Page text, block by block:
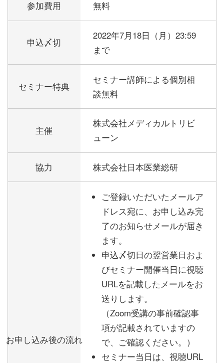
参加費用 無料
申込〆切
2022年7月18日（月）23:59
まで
セミナー特典
セミナー講師による個別相
談無料
主催
株式会社メディカルトリビ
ューン
協力 株式会社日本医業総研
お申し込み後の流れ
ご登録いただいたメールア
ドレス宛に、お申し込み完
了のお知らせメールが届き
ます。
申込〆切日の翌営業日およ
びセミナー開催当日に視聴
URLを記載したメールをお
送りします。
（Zoom受講の事前確認事
項が記載されていますの
で、ご確認ください。）
セミナー当日は、視聴URL